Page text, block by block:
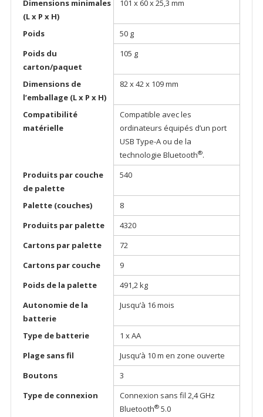
Dimensions minimales
(L x P x H)
101 x 60 x 25,3 mm
Poids
50 g
Poids du
carton/paquet
105 g
Dimensions de
l’emballage (L x P x H)
82 x 42 x 109 mm
Compatibilité
matérielle
Compatible avec les
ordinateurs équipés d’un port
USB Type-A ou de la
technologie Bluetooth®.
Produits par couche
de palette
540
Palette (couches)
8
Produits par palette
4320
Cartons par palette
72
Cartons par couche
9
Poids de la palette
491,2 kg
Autonomie de la
batterie
Jusqu’à 16 mois
Type de batterie
1 x AA
Plage sans fil
Jusqu’à 10 m en zone ouverte
Boutons
3
Type de connexion
Connexion sans fil 2,4 GHz
Bluetooth®5.0